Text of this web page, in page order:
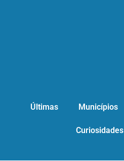
Últimas Municípios
Curiosidades